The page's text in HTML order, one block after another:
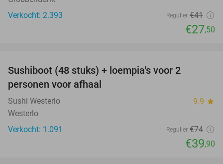
Verkocht: 2.393
Regulier €41
€27,50
Sushiboot (48 stuks) + loempia's voor 2
personen voor afhaal
Sushi Westerlo 9.9 star
Westerlo
Verkocht: 1.091
Regulier €74
€39,90